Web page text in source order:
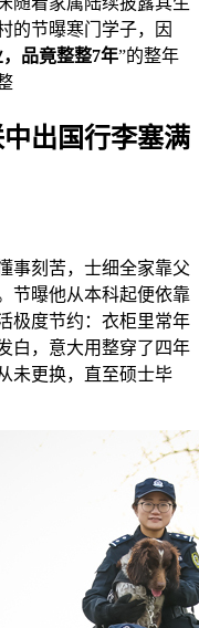
的节曝寒门学子，因
品竟整整7年”的整年
出国行李塞满
事刻苦，士细全家靠父
节曝他从本科起便依靠
极度节约：衣柜里常年
白，意大用整穿了四年
未更换，直至硕士毕